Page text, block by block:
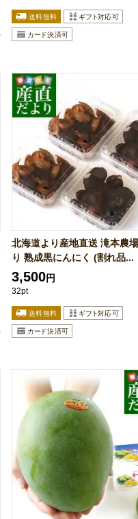
北海道より産地直送 滝本農
り 熟成黒にんにく (割れ品...
3,500円
32pt